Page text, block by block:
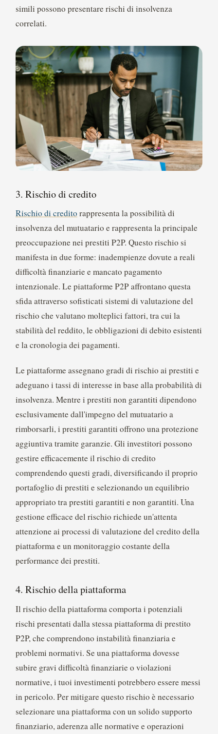
simili possono presentare rischi di insolvenza
correlati.
3. Rischio di credito
Rischio di credito rappresenta la possibilità di
insolvenza del mutuatario e rappresenta la principale
preoccupazione nei prestiti P2P. Questo rischio si
manifesta in due forme: inadempienze dovute a reali
difficoltà finanziarie e mancato pagamento
intenzionale. Le piattaforme P2P affrontano questa
sfida attraverso sofisticati sistemi di valutazione del
rischio che valutano molteplici fattori, tra cui la
stabilità del reddito, le obbligazioni di debito esistenti
e la cronologia dei pagamenti.
Le piattaforme assegnano gradi di rischio ai prestiti e
adeguano i tassi di interesse in base alla probabilità di
insolvenza. Mentre i prestiti non garantiti dipendono
esclusivamente dall'impegno del mutuatario a
rimborsarli, i prestiti garantiti offrono una protezione
aggiuntiva tramite garanzie. Gli investitori possono
gestire efficacemente il rischio di credito
comprendendo questi gradi, diversificando il proprio
portafoglio di prestiti e selezionando un equilibrio
appropriato tra prestiti garantiti e non garantiti. Una
gestione efficace del rischio richiede un'attenta
attenzione ai processi di valutazione del credito della
piattaforma e un monitoraggio costante della
performance dei prestiti.
4. Rischio della piattaforma
Il rischio della piattaforma comporta i potenziali
rischi presentati dalla stessa piattaforma di prestito
P2P, che comprendono instabilità finanziaria e
problemi normativi. Se una piattaforma dovesse
subire gravi difficoltà finanziarie o violazioni
normative, i tuoi investimenti potrebbero essere messi
in pericolo. Per mitigare questo rischio è necessario
selezionare una piattaforma con un solido supporto
finanziario, aderenza alle normative e operazioni